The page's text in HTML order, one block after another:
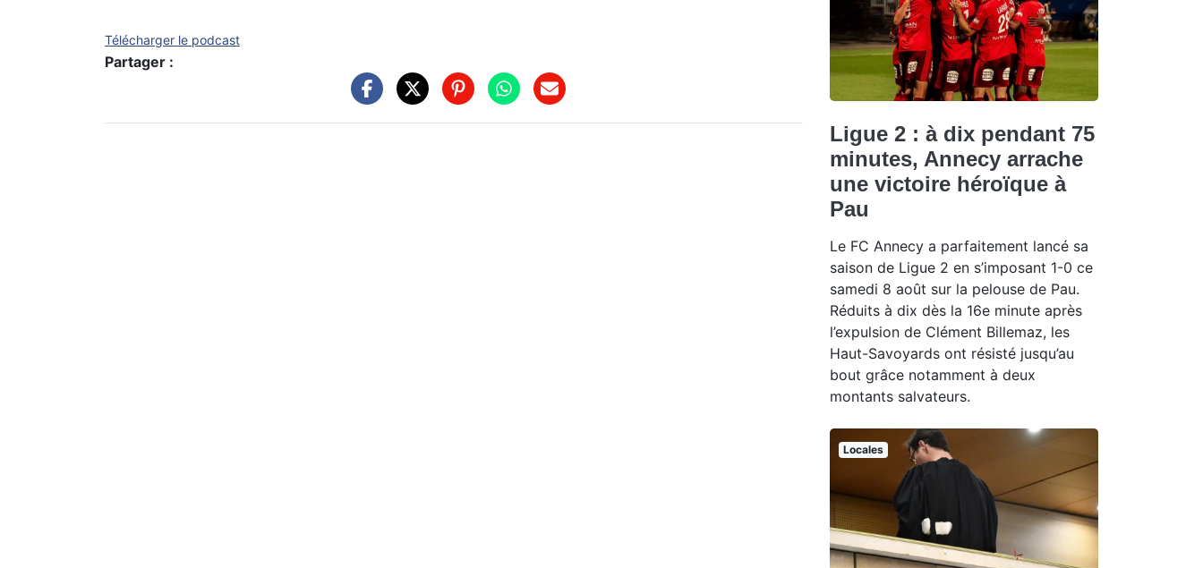
Télécharger le podcast
Partager :
Ligue 2 : à dix pendant 75
minutes, Annecy arrache
une victoire héroïque à
Pau
Le FC Annecy a parfaitement lancé sa
saison de Ligue 2 en s’imposant 1-0 ce
samedi 8 août sur la pelouse de Pau.
Réduits à dix dès la 16e minute après
l’expulsion de Clément Billemaz, les
Haut-Savoyards ont résisté jusqu’au
bout grâce notamment à deux
montants salvateurs.
Locales